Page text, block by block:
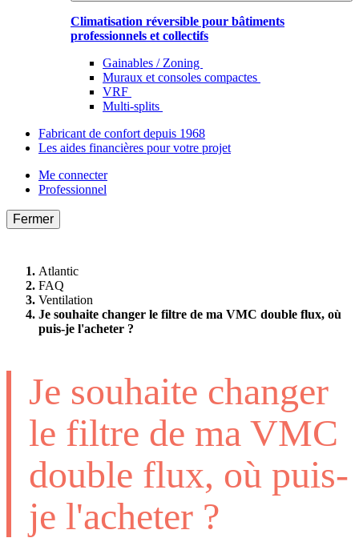
Climatisation réversible pour bâtiments
professionnels et collectifs
Gainables / Zoning
Muraux et consoles compactes
VRF
Multi-splits
Fabricant de confort depuis 1968
Les aides financières pour votre projet
Me connecter
Professionnel
Fermer
Atlantic
FAQ
Ventilation
Je souhaite changer le filtre de ma VMC double flux, où
puis-je l'acheter ?
Je souhaite changer
le filtre de ma VMC
double flux, où puis-
je l'acheter ?